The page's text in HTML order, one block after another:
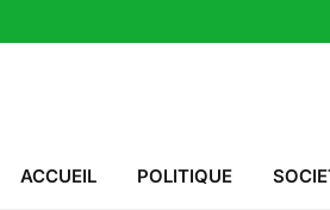
ACCUEIL POLITIQUE